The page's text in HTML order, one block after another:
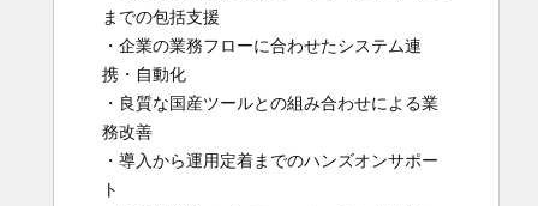
までの包括支援
・企業の業務フローに合わせたシステム連
携・自動化
・良質な国産ツールとの組み合わせによる業
務改善
・導入から運用定着までのハンズオンサポー
ト